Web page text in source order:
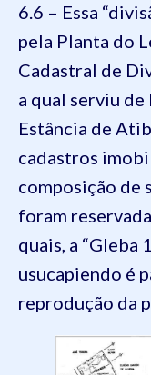
6.6 – Essa
pela Planta do
Cadastral de
a qual serviu
Estância de
cadastros
composição de
foram
quais, a “Gleba
usucapiendo é
reprodução da